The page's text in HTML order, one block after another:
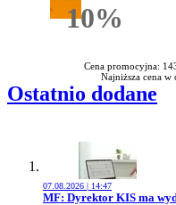
10%Rabatu
Cena promocyjna:
Najniższa cena w
Ostatnio dodane
07.08.2026 | 14:47
Przejdź do artykułu:
MF: Dyrektor KIS ma